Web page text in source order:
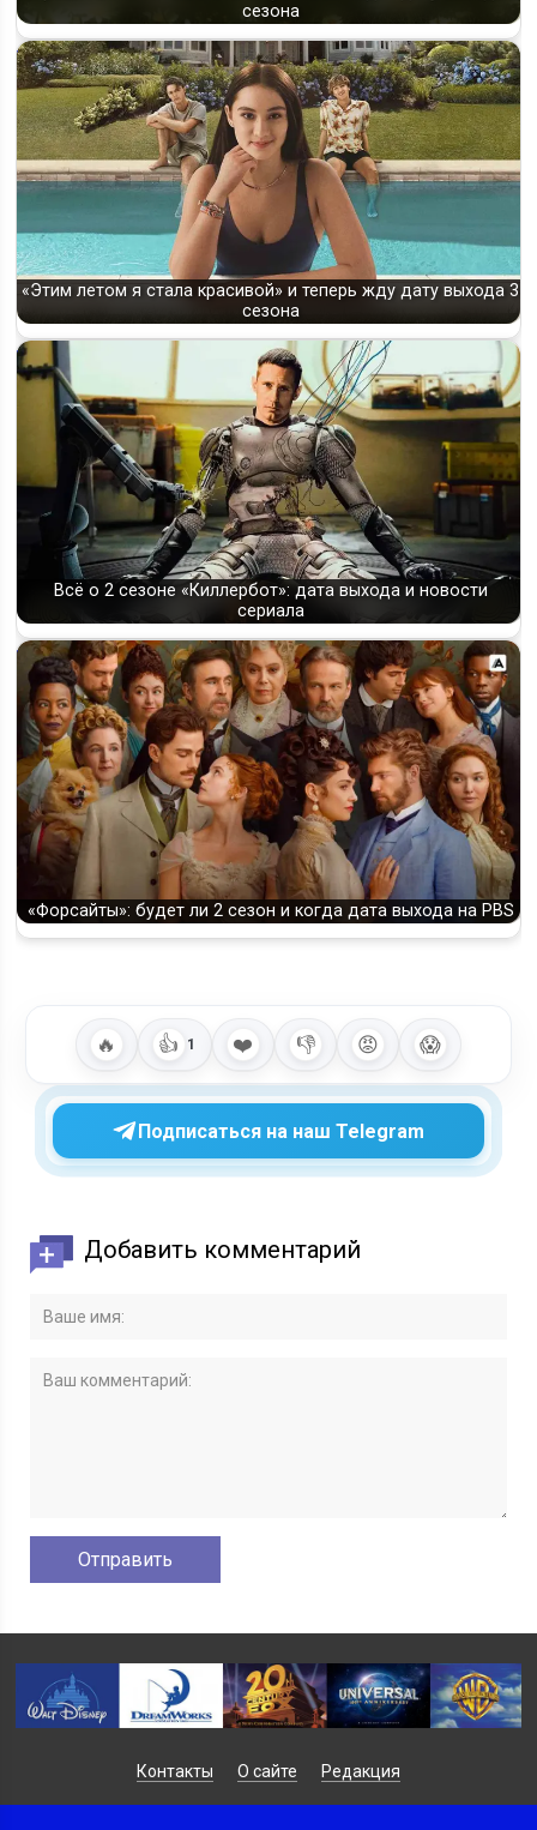
сезона
«Этим летом я стала красивой» и теперь жду дату выхода 3
сезона
Всё о 2 сезоне «Киллербот»: дата выхода и новости
сериала
«Форсайты»: будет ли 2 сезон и когда дата выхода на PBS
🔥 👍 1 ❤️ 👎 😡 😱
Подписаться на наш Telegram
Добавить комментарий
Контакты О сайте Редакция